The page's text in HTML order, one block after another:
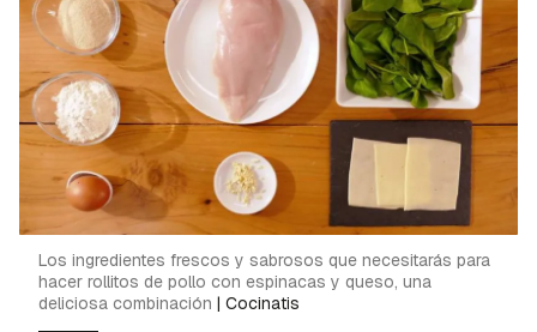
Los ingredientes frescos y sabrosos que necesitarás para
hacer rollitos de pollo con espinacas y queso, una
deliciosa combinación | Cocinatis